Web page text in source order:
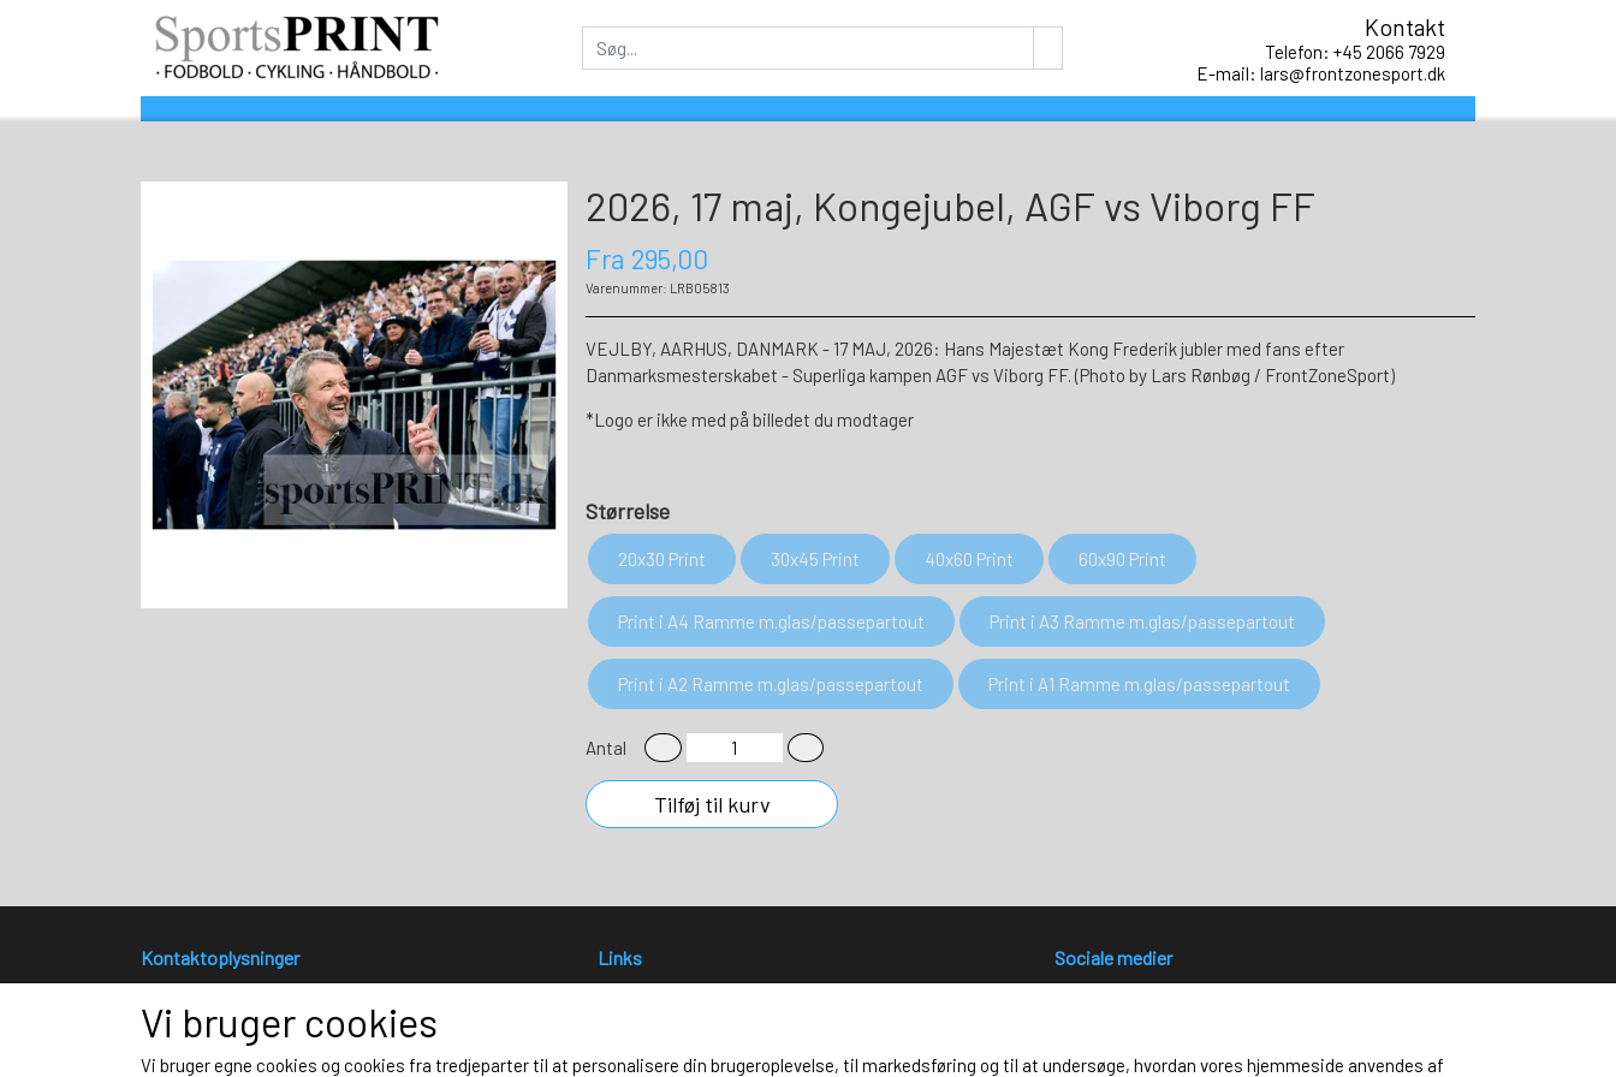
Kontakt
Telefon: +45 2066 7929
E-mail: lars@frontzonesport.dk
2026, 17 maj, Kongejubel, AGF vs Viborg FF
Fra 295,00
Varenummer: LRB05813
VEJLBY, AARHUS, DANMARK - 17 MAJ, 2026: Hans Majestæt Kong Frederik jubler med fans efter
Danmarksmesterskabet - Superliga kampen AGF vs Viborg FF. (Photo by Lars Rønbøg / FrontZoneSport)
*Logo er ikke med på billedet du modtager
Størrelse
20x30 Print 30x45 Print 40x60 Print 60x90 Print
Print i A4 Ramme m.glas/passepartout Print i A3 Ramme m.glas/passepartout
Print i A2 Ramme m.glas/passepartout Print i A1 Ramme m.glas/passepartout
Antal
Tilføj til kurv
Kontaktoplysninger
Bülowsvej 17
4230 Skælskør
Links Sociale medier
Vi bruger cookies
Vi bruger egne cookies og cookies fra tredjeparter til at personalisere din brugeroplevelse, til markedsføring og til at undersøge, hvordan vores hjemmeside anvendes af